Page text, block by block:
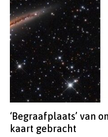
‘Begraafplaats’ van
kaart gebracht